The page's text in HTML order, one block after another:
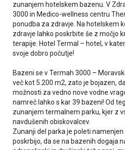
zunanjem hotelskem bazenu. V
3000 in Medico-wellness centru
ponudba za zdravje. Na hotelskem
zdravje lahko poskrbite še z močjo
terapije. Hotel Termal – hotel, v
svoje dobro počutje!
Bazeni se v Termah 3000 –
več kot 5.200 m2, zato je bojazen,
možnosti za vedno nove vodne
namreč lahko s kar 39 bazeni! Od
zunanjem termalnem parku, kjer z
navdušenih obiskovalcev.
Zunanji del parka je poleti
poskrbijo, da se na bazenih dogaja